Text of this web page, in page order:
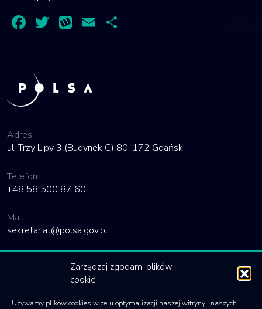
Zarządzaj zgodami plików
cookie
Używamy plików cookies w celu optymalizacji naszej witryny i naszych
Facebook
Twitter
Wykop
Email
Adres:
ul. Trzy Lipy 3 (Budynek C) 80-172 Gdańsk
Telefon
+48 58 500 87 60
Mail:
sekretariat@polsa.gov.pl